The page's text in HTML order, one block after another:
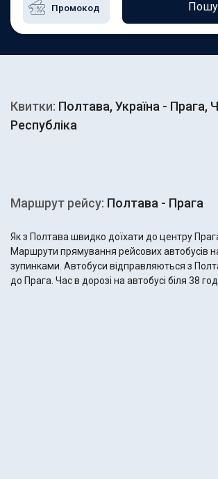
Квитки: Полтава, Україна - Прага,
Республіка
Маршрут рейсу: Полтава - Прага
Як з Полтава швидко доїхати до центру
Маршрути прямування рейсових автобусів на
зупинками. Автобуси відправляються з
до Прага. Час в дорозі на автобусі біля 38